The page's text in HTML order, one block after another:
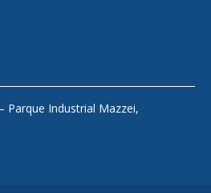
Parque Industrial Mazzei,